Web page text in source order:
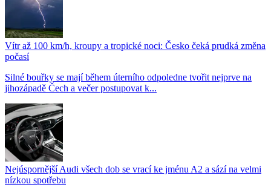
Vítr až 100 km/h, kroupy a tropické noci: Česko čeká prudká změna
počasí
Silné bouřky se mají během úterního odpoledne tvořit nejprve na
jihozápadě Čech a večer postupovat k...
Nejúspornější Audi všech dob se vrací ke jménu A2 a sází na velmi
nízkou spotřebu